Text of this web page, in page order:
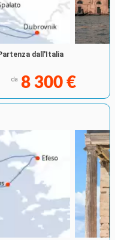
dall'Italia
da 8 300 €